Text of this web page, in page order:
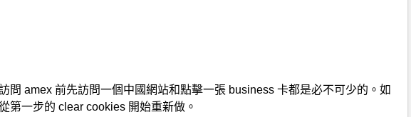
問 amex 前先訪問一個中國網站和點擊一張 business 卡都是必不可少的。如
第一步的 clear cookies 開始重新做。